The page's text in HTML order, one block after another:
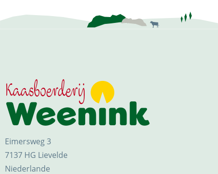
Eimersweg 3
7137 HG Lievelde
Niederlande